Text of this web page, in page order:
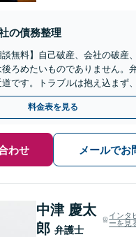
の債務整理
談無料】自己破産、会社の破産
ろめたいものでありません。
です。トラブルは抱え込まず
料金表を見る
わせ メールでお
中津 慶太
郎 弁護士
インタ
ーを見